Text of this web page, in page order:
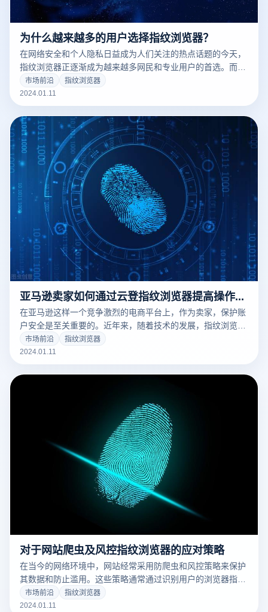
为什么越来越多的用户选择指纹浏览器？
在网络安全和个人隐私日益成为人们关注的热点话题的今天，
指纹浏览器正逐渐成为越来越多网民和专业用户的首选。而在
众多指纹浏览器中，云登指纹浏览器以其独特的功能和优势，
站在了这一浪潮的前沿。
市场前沿
指纹浏览器
2024.01.11
亚马逊卖家如何通过云登指纹浏览器提高操作安全性？
在亚马逊这样一个竞争激烈的电商平台上，作为卖家，保护账
户安全是至关重要的。近年来，随着技术的发展，指纹浏览器
成为了保护账户安全的一个重要工具，其中云登指纹浏览器尤
其受到众多亚马逊卖家的青睐。
市场前沿
指纹浏览器
2024.01.11
对于网站爬虫及风控指纹浏览器的应对策略
在当今的网络环境中，网站经常采用防爬虫和风控策略来保护
其数据和防止滥用。这些策略通常通过识别用户的浏览器指
纹、IP地址和其他标识来实现。然而，这给那些需要收集公开
网页信息的企业和开发者带来了挑战。在这种背景下，云登指
市场前沿
指纹浏览器
2024.01.11